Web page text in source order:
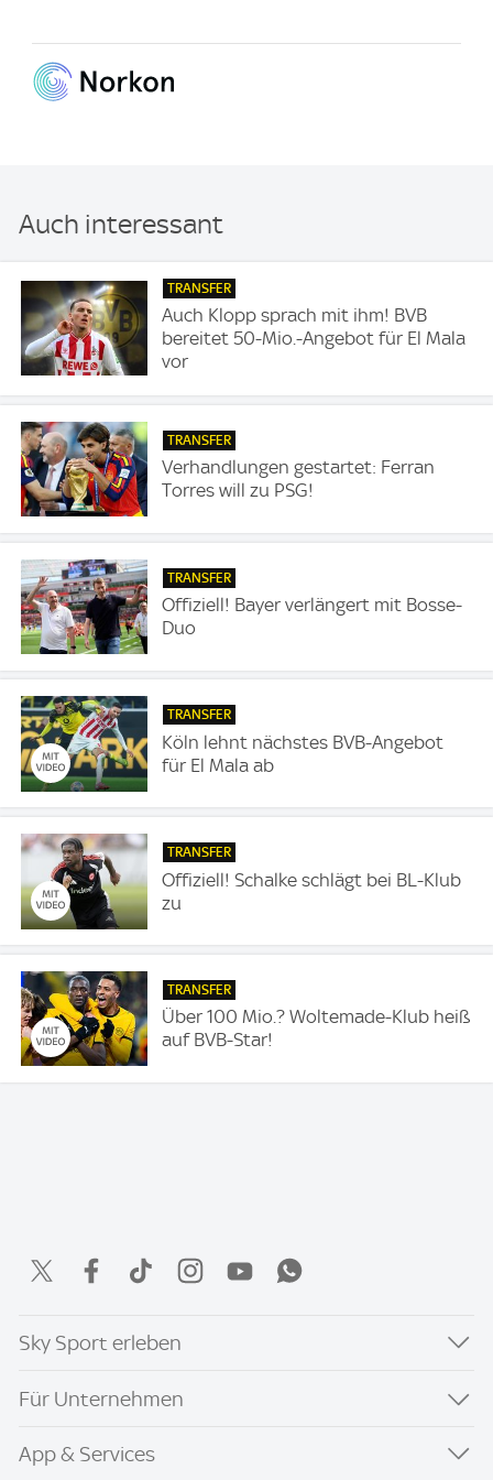
Auch interessant
TRANSFER
Auch Klopp sprach mit ihm! BVB
bereitet 50-Mio.-Angebot für El Mala
vor
TRANSFER
Verhandlungen gestartet: Ferran
Torres will zu PSG!
TRANSFER
Offiziell! Bayer verlängert mit Bosse-
Duo
TRANSFER
Köln lehnt nächstes BVB-Angebot
für El Mala ab
TRANSFER
Offiziell! Schalke schlägt bei BL-Klub
zu
TRANSFER
Über 100 Mio.? Woltemade-Klub heiß
auf BVB-Star!
Sky Sport erleben
Für Unternehmen
App & Services